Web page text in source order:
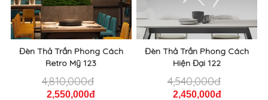
Đèn Thả Trần Phong Cách
Retro Mỹ 123
4,810,000đ
2,550,000đ
Đèn Thả Trần Phong Cách
Hiện Đại 122
4,540,000đ
2,450,000đ